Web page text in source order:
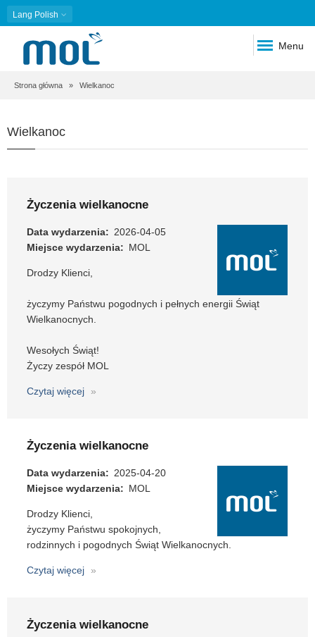
Lang Polish
Menu
Ścieżka
nawigacyjna
Strona główna Wielkanoc
Wielkanoc
Życzenia wielkanocne
Data wydarzenia
2026-04-05
Miejsce wydarzenia
MOL
Drodzy Klienci,
życzymy Państwu pogodnych i pełnych energii Świąt
Wielkanocnych.
Wesołych Świąt!
Życzy zespół MOL
Czytaj więcej
o
Życzenia wielkanocne
Data wydarzenia
2025-04-20
Miejsce wydarzenia
MOL
Drodzy Klienci,
życzymy Państwu spokojnych,
rodzinnych i pogodnych Świąt Wielkanocnych.
Czytaj więcej
o
Życzenia wielkanocne